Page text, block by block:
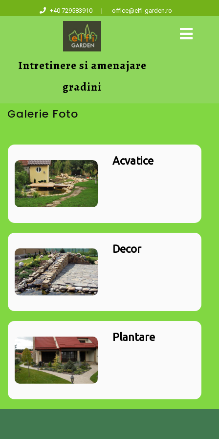
+40 729583910 | office@elfi-garden.ro
Intretinere si amenajare
gradini
Galerie Foto
Acvatice
Decor
Plantare